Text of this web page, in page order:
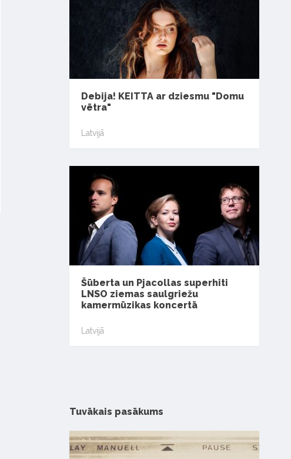
Debija! KEITTA ar dziesmu "Domu
vētra"
Latvijā
Šūberta un Pjacollas superhiti
LNSO ziemas saulgriežu
kamermūzikas koncertā
Latvijā
Tuvākais pasākums